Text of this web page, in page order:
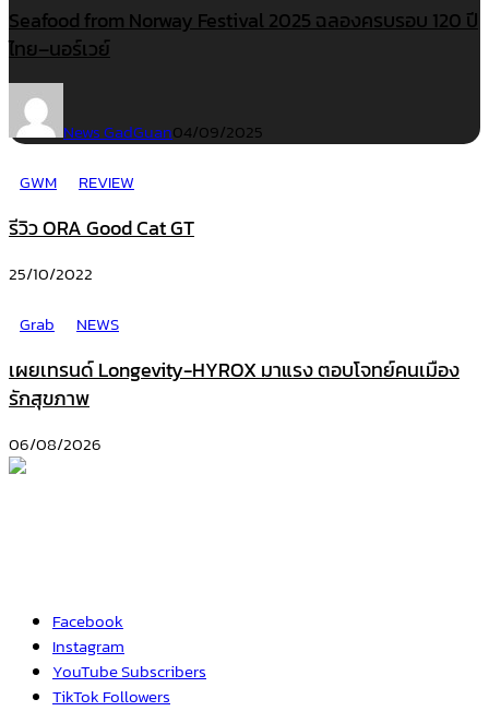
Seafood from Norway Festival 2025 ฉลองครบรอบ 120 ปี
ไทย–นอร์เวย์
News GadGuan04/09/2025
GWM
REVIEW
รีวิว ORA Good Cat GT
25/10/2022
Grab
NEWS
เผยเทรนด์ Longevity-HYROX มาแรง ตอบโจทย์คนเมือง
รักสุขภาพ
06/08/2026
Facebook
Instagram
YouTubeSubscribers
TikTok Followers